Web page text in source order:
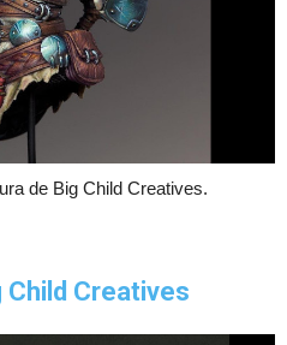
de Big Child Creatives.
Child Creatives